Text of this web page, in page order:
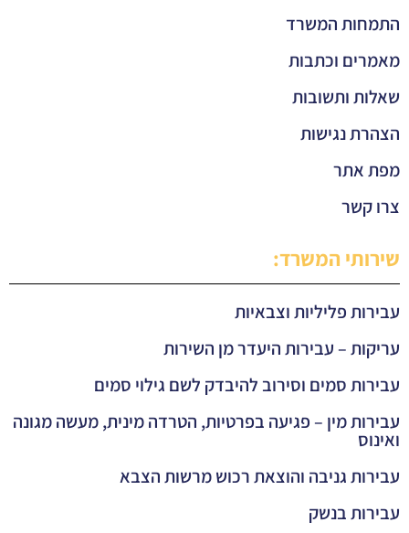
התמחות המשרד
מאמרים וכתבות
שאלות ותשובות
הצהרת נגישות
מפת אתר
צרו קשר
שירותי המשרד:
עבירות פליליות וצבאיות
עריקות – עבירות היעדר מן השירות
עבירות סמים וסירוב להיבדק לשם גילוי סמים
עבירות מין – פגיעה בפרטיות, הטרדה מינית, מעשה מגונה
ואינוס
עבירות גניבה והוצאת רכוש מרשות הצבא
עבירות בנשק